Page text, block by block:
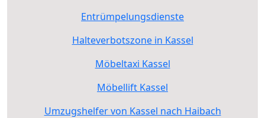
Entrümpelungsdienste
Halteverbotszone in Kassel
Möbeltaxi Kassel
Möbellift Kassel
Umzugshelfer von Kassel nach Haibach